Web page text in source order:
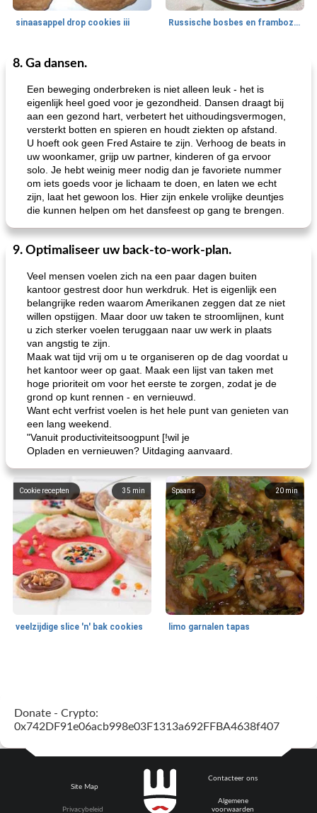
sinaasappel drop cookies iii Russische bosbes en frambozenpudding
Ontbijt
loco mokka havermout rustieke dorpspizza
8. Ga dansen.
Een beweging onderbreken is niet alleen leuk - het is
eigenlijk heel goed voor je gezondheid. Dansen draagt ​​bij
aan een gezond hart, verbetert het uithoudingsvermogen,
versterkt botten en spieren en houdt ziekten op afstand.
U hoeft ook geen Fred Astaire te zijn. Verhoog de beats in
uw woonkamer, grijp uw partner, kinderen of ga ervoor
solo. Je hebt weinig meer nodig dan je favoriete nummer
om iets goeds voor je lichaam te doen, en laten we echt
zijn, laat het gewoon los. Hier zijn enkele vrolijke deuntjes
die kunnen helpen om het dansfeest op gang te brengen.
9. Optimaliseer uw back-to-work-plan.
Veel mensen voelen zich na een paar dagen buiten
kantoor gestrest door hun werkdruk. Het is eigenlijk een
belangrijke reden waarom Amerikanen zeggen dat ze niet
willen opstijgen. Maar door uw taken te stroomlijnen, kunt
u zich sterker voelen teruggaan naar uw werk in plaats
van angstig te zijn.
Maak wat tijd vrij om u te organiseren op de dag voordat u
het kantoor weer op gaat. Maak een lijst van taken met
hoge prioriteit om voor het eerste te zorgen, zodat je de
grond op kunt rennen - en vernieuwd.
Want echt verfrist voelen is het hele punt van genieten van
een lang weekend.
"Vanuit productiviteitsoogpunt [!wil je
Opladen en vernieuwen? Uitdaging aanvaard.
35 min
Cookie recepten
veelzijdige slice 'n' bak cookies
20 min
Spaans
limo garnalen tapas
spaghetti squash i
Donate - Crypto:
0x742DF91e06acb998e03F1313a692FFBA4638f407
Site Map
Privacybeleid
Contacteer ons
Algemene
voorwaarden